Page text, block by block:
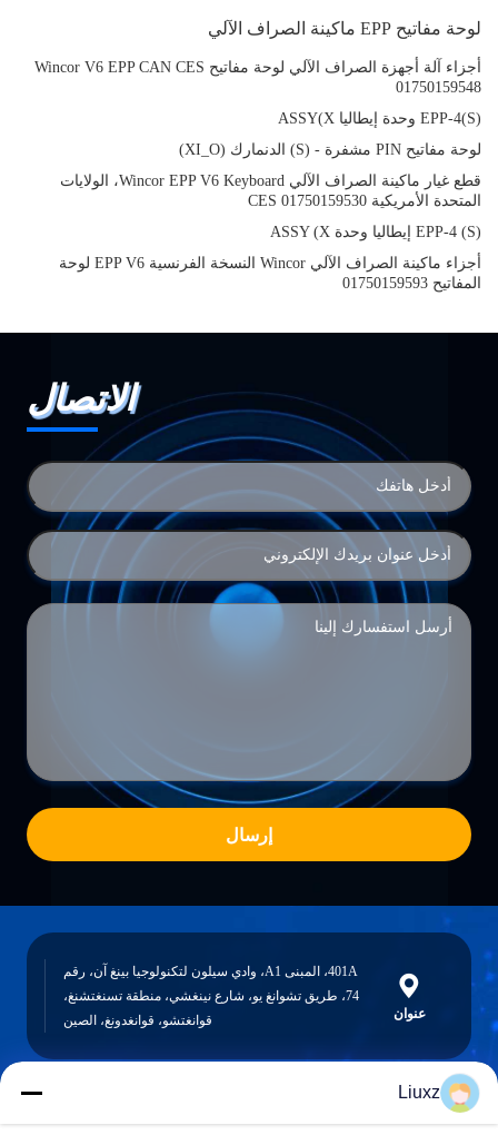
لوحة مفاتيح EPP ماكينة الصراف الآلي
أجزاء آلة أجهزة الصراف الآلي لوحة مفاتيح Wincor V6 EPP CAN CES
01750159548
EPP-4(S) وحدة إيطاليا ASSY(X
لوحة مفاتيح PIN مشفرة - (S) الدنمارك (XI_O)
قطع غيار ماكينة الصراف الآلي Wincor EPP V6 Keyboard، الولايات
المتحدة الأمريكية CES 01750159530
EPP-4 (S) إيطاليا وحدة ASSY (X
أجزاء ماكينة الصراف الآلي Wincor النسخة الفرنسية EPP V6 لوحة
المفاتيح 01750159593
الاتصال
إرسال
عنوان
401A، المبنى A1، وادي سيلون لتكنولوجيا بينغ آن، رقم
74، طريق تشوانغ يو، شارع نينغشي، منطقة تسنغتشنغ،
قوانغتشو، قوانغدونغ، الصين
Liuxz